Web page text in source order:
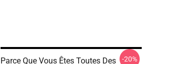
Parce Que Vous Êtes Toutes Des
-20%